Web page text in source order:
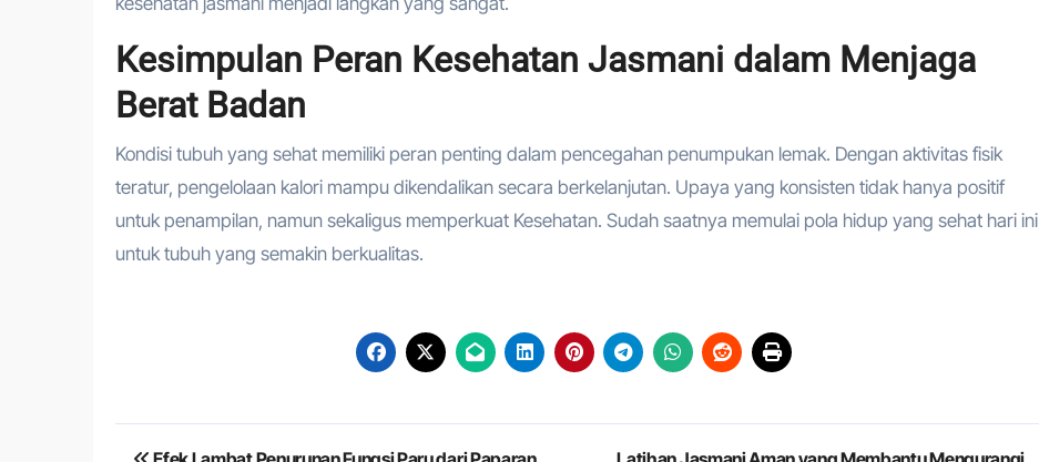
Kesimpulan Peran Kesehatan Jasmani dalam Menjaga
Berat Badan
Kondisi tubuh yang sehat memiliki peran penting dalam pencegahan penumpukan lemak. Dengan aktivitas fisik
teratur, pengelolaan kalori mampu dikendalikan secara berkelanjutan. Upaya yang konsisten tidak hanya positif
untuk penampilan, namun sekaligus memperkuat Kesehatan. Sudah saatnya memulai pola hidup yang sehat hari ini
untuk tubuh yang semakin berkualitas.
Navigasi